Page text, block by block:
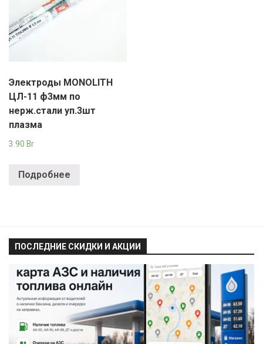
Электроды MONOLITH
ЦЛ-11 ф3мм по
нерж.стали уп.3шт
плазма
3.90 Br
Подробнее
ПОСЛЕДНИЕ СКИДКИ И АКЦИИ